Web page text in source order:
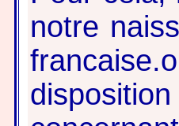
notre